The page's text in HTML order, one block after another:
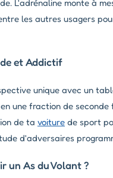
L'adrénaline monte à
les autres usagers
et Addictif
unique avec un
une fraction de seconde
de ta voiture de sport
d'adversaires
un As du Volant ?